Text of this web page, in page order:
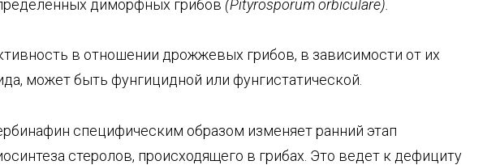
диморфных грибов (Pityrosporumorbiculare).
в отношении дрожжевых грибов, в зависимости от их
может быть фунгицидной или фунгистатической.
специфическим образом изменяет ранний этап
стеролов, происходящего в грибах. Это ведет к дефициту